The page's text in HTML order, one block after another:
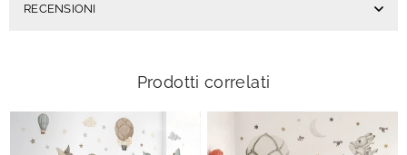
RECENSIONI
Prodotti correlati